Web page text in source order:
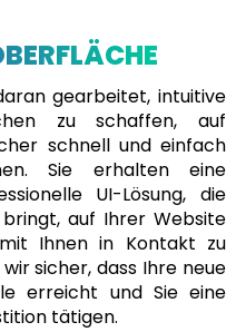
gearbeitet, intuitive
zu schaffen, auf
schnell und einfach
Sie erhalten eine
UI-Lösung, die
auf Ihrer Website
Ihnen in Kontakt zu
sicher, dass Ihre neue
erreicht und Sie eine
tätigen.